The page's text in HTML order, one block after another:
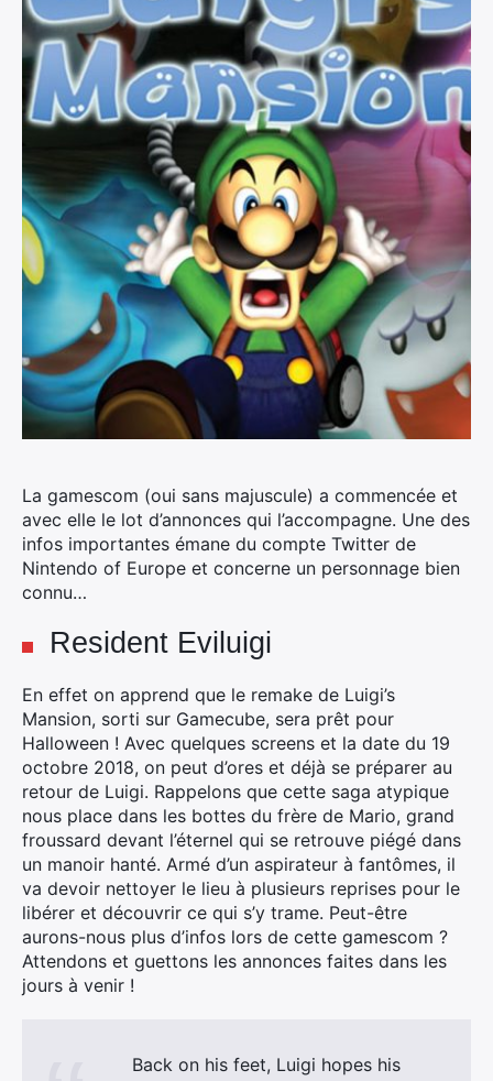
La gamescom (oui sans majuscule) a commencée et
avec elle le lot d’annonces qui l’accompagne. Une des
infos importantes émane du compte Twitter de
Nintendo of Europe et concerne un personnage bien
connu…
Resident Eviluigi
En effet on apprend que le remake de Luigi’s
Mansion, sorti sur Gamecube, sera prêt pour
Halloween ! Avec quelques screens et la date du 19
octobre 2018, on peut d’ores et déjà se préparer au
retour de Luigi. Rappelons que cette saga atypique
nous place dans les bottes du frère de Mario, grand
froussard devant l’éternel qui se retrouve piégé dans
un manoir hanté. Armé d’un aspirateur à fantômes, il
va devoir nettoyer le lieu à plusieurs reprises pour le
libérer et découvrir ce qui s’y trame. Peut-être
aurons-nous plus d’infos lors de cette gamescom ?
Attendons et guettons les annonces faites dans les
jours à venir !
Back on his feet, Luigi hopes his